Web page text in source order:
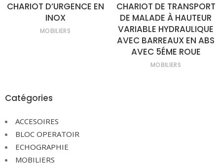
LIRE LA SUITE
CHARIOT D’URGENCE EN
INOX
MOBILIERS
LIRE LA SUITE
CHARIOT DE TRANSPORT
DE MALADE À HAUTEUR
VARIABLE HYDRAULIQUE
AVEC BARREAUX EN ABS
AVEC 5ÉME ROUE
MOBILIERS
Catégories
ACCESOIRES
BLOC OPERATOIR
ECHOGRAPHIE
MOBILIERS